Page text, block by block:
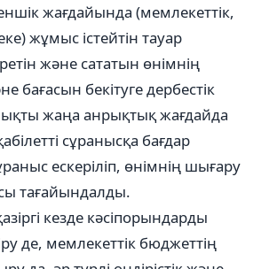
жағдайында (мемлекеттік,
жұмыс істейтін тауар
және сататын өнімнің
бағасын бекітуге дербестік
жаңа анрықтық жағдайда
сұранысқа бағдар
ескеріліп, өнімнің шығару
тағайындалды.
кезде кәсіпорындарды
де, мемлекеттік бюджеттің